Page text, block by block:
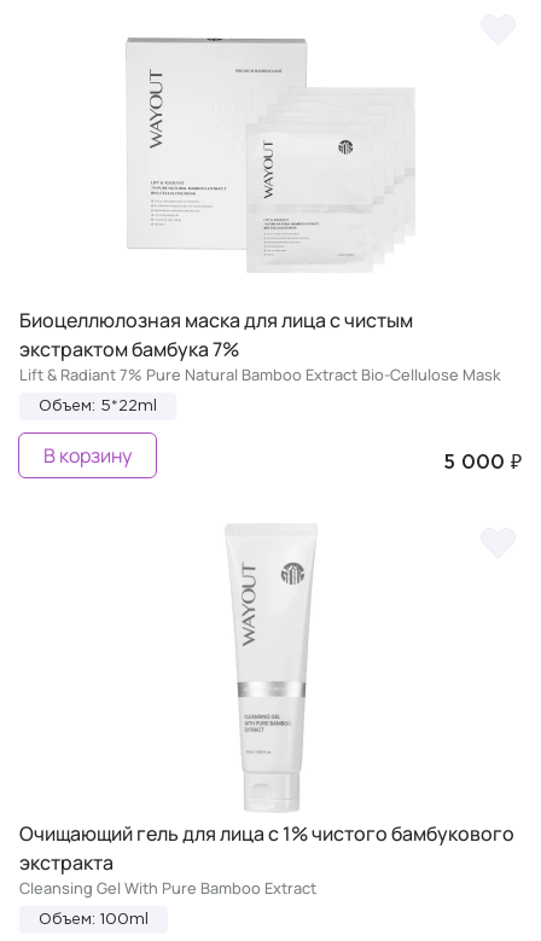
Биоцеллюлозная маска для лица с чистым
экстрактом бамбука 7%
Lift & Radiant 7% Pure Natural Bamboo Extract Bio-Cellulose Mask
Объем: 5*22ml
5 000 ₽
В корзину
Очищающий гель для лица с 1% чистого бамбукового
экстракта
Cleansing Gel With Pure Bamboo Extract
Объем: 100ml